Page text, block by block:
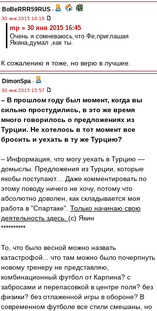
BoBeRRR59RUS -
30 янв 2015 16:18
mp » 30 янв 2015 16:45
Очень я сомневаюсь,что Фе,приглашая
Якина,думал ,как ты.
К сожалению я тоже, но верю в лучшее.
DimonSpa -
30 янв 2015 15:57
– В прошлом году был момент, когда вы
сильно простудились, в это же время
много говорилось о предложениях из
Турции. Не хотелось в тот момент все
бросить и уехать в ту же Турцию?
– Информация, что могу уехать в Турцию —
домыслы. Предложения из Турции, которые
якобы поступают… Даже комментировать по
этому поводу ничего не хочу, потому что
абсолютно доволен, как складывается моя
работа в "Спартаке". Только начинаю свою
деятельность здесь. (с) Якин
**********
То, что было весной можно назвать
катастрофой... что там можно было почерпнуть
новому тренеру не представляю,
комбинационный футбол от Карпина? с
забросами и перепасовкой в центре поля? без
физики? без отлаженной игры в обороне? В
современном футболе все стили смешаны, но